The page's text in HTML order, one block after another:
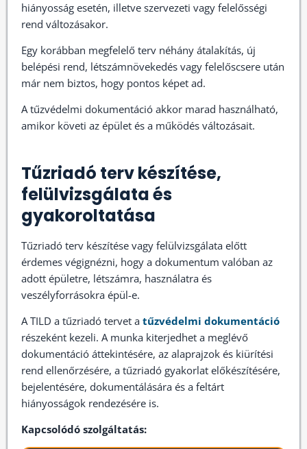
hiányosság esetén, illetve szervezeti vagy felelősségi
rend változásakor.
Egy korábban megfelelő terv néhány átalakítás, új
belépési rend, létszámnövekedés vagy felelőscsere után
már nem biztos, hogy pontos képet ad.
A tűzvédelmi dokumentáció akkor marad használható,
amikor követi az épület és a működés változásait.
Tűzriadó terv készítése,
felülvizsgálata és
gyakoroltatása
Tűzriadó terv készítése vagy felülvizsgálata előtt
érdemes végignézni, hogy a dokumentum valóban az
adott épületre, létszámra, használatra és
veszélyforrásokra épül-e.
A TILD a tűzriadó tervet a tűzvédelmi dokumentáció
részeként kezeli. A munka kiterjedhet a meglévő
dokumentáció áttekintésére, az alaprajzok és kiürítési
rend ellenőrzésére, a tűzriadó gyakorlat előkészítésére,
bejelentésére, dokumentálására és a feltárt
hiányosságok rendezésére is.
Kapcsolódó szolgáltatás: